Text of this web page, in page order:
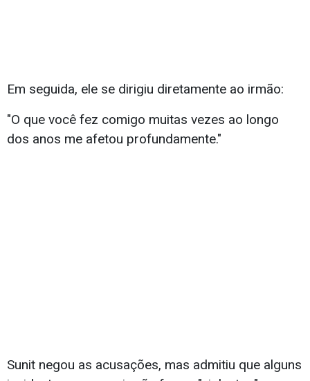
Em seguida, ele se dirigiu diretamente ao irmão:
"O que você fez comigo muitas vezes ao longo
dos anos me afetou profundamente."
Sunit negou as acusações, mas admitiu que alguns